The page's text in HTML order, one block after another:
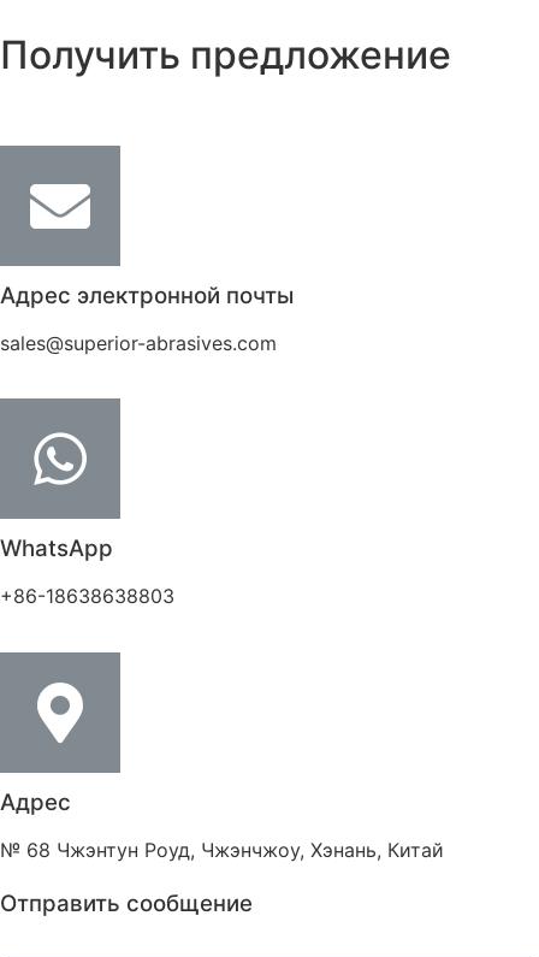
Получить предложение
Адрес электронной почты
sales@superior-abrasives.com
WhatsApp
+86-18638638803
Адрес
№ 68 Чжэнтун Роуд, Чжэнчжоу, Хэнань, Китай
Отправить сообщение